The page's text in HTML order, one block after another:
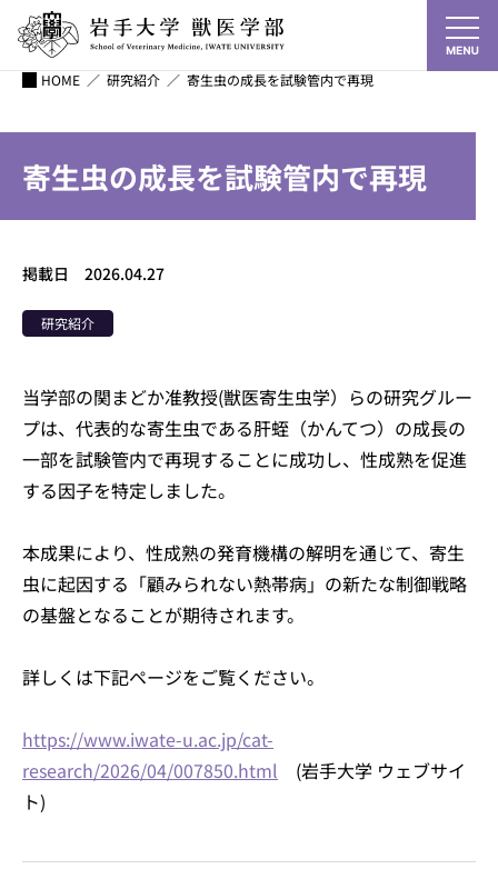
HOME ／ 研究紹介 ／ 寄生虫の成長を試験管内で再現
寄生虫の成長を試験管内で再現
掲載日 2026.04.27
研究紹介
当学部の関まどか准教授(獣医寄生虫学）らの研究グルー
プは、代表的な寄生虫である肝蛭（かんてつ）の成長の
一部を試験管内で再現することに成功し、性成熟を促進
する因子を特定しました。
本成果により、性成熟の発育機構の解明を通じて、寄生
虫に起因する「顧みられない熱帯病」の新たな制御戦略
の基盤となることが期待されます。
詳しくは下記ページをご覧ください。
https://www.iwate-u.ac.jp/cat-
research/2026/04/007850.html (岩手大学 ウェブサイ
ト)